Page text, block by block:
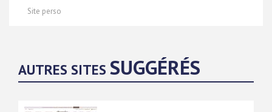
Site perso
AUTRES SITES SUGGÉRÉS